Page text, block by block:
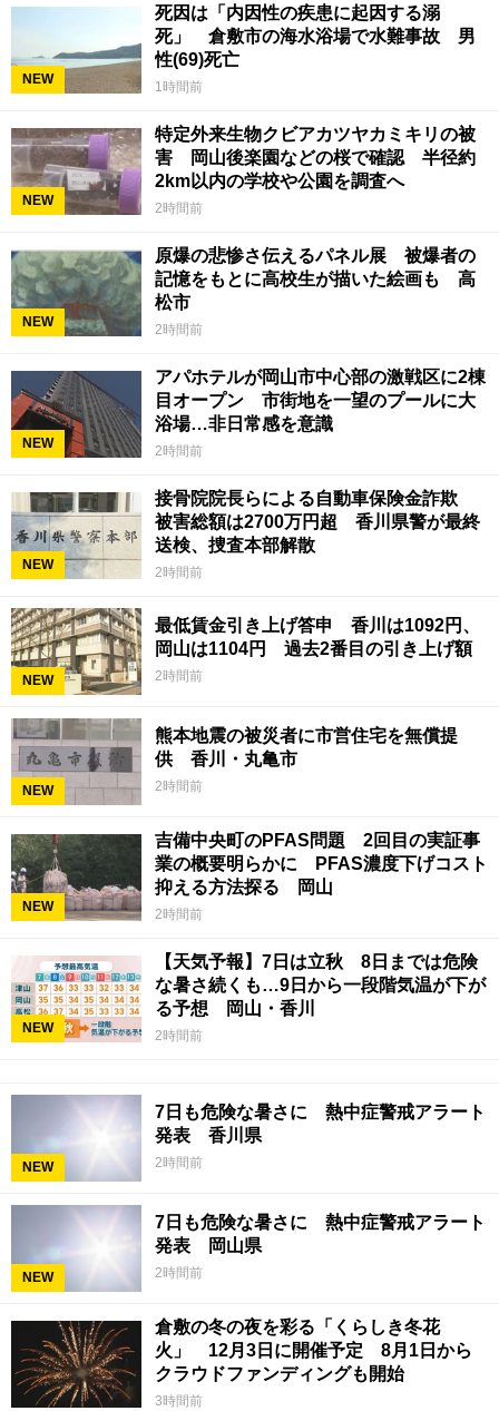
NEW
死因は「内因性の疾患に起因する溺
死」 倉敷市の海水浴場で水難事故 男
性(69)死亡
1時間前
NEW
特定外来生物クビアカツヤカミキリの被
害 岡山後楽園などの桜で確認 半径約
2km以内の学校や公園を調査へ
2時間前
NEW
原爆の悲惨さ伝えるパネル展 被爆者の
記憶をもとに高校生が描いた絵画も 高
松市
2時間前
NEW
アパホテルが岡山市中心部の激戦区に2棟
目オープン 市街地を一望のプールに大
浴場…非日常感を意識
2時間前
NEW
接骨院院長らによる自動車保険金詐欺
被害総額は2700万円超 香川県警が最終
送検、捜査本部解散
2時間前
NEW
最低賃金引き上げ答申 香川は1092円、
岡山は1104円 過去2番目の引き上げ額
2時間前
NEW
熊本地震の被災者に市営住宅を無償提
供 香川・丸亀市
2時間前
NEW
吉備中央町のPFAS問題 2回目の実証事
業の概要明らかに PFAS濃度下げコスト
抑える方法探る 岡山
2時間前
NEW
【天気予報】7日は立秋 8日までは危険
な暑さ続くも…9日から一段階気温が下が
る予想 岡山・香川
2時間前
NEW
7日も危険な暑さに 熱中症警戒アラート
発表 香川県
2時間前
NEW
7日も危険な暑さに 熱中症警戒アラート
発表 岡山県
2時間前
倉敷の冬の夜を彩る「くらしき冬花
火」 12月3日に開催予定 8月1日から
クラウドファンディングも開始
3時間前